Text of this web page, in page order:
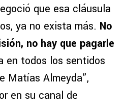
que esa cláusula
ya no exista más. No
no hay que pagarle
en todos los sentidos
Matías Almeyda”,
en su canal de